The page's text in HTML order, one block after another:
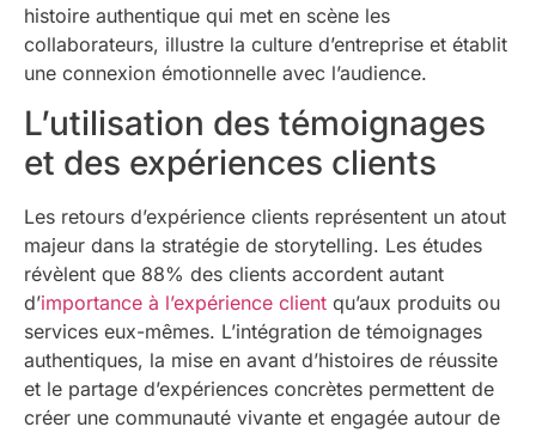
histoire authentique qui met en scène les
collaborateurs, illustre la culture d’entreprise et établit
une connexion émotionnelle avec l’audience.
L’utilisation des témoignages
et des expériences clients
Les retours d’expérience clients représentent un atout
majeur dans la stratégie de storytelling. Les études
révèlent que 88% des clients accordent autant
d’importance à l’expérience client qu’aux produits ou
services eux-mêmes. L’intégration de témoignages
authentiques, la mise en avant d’histoires de réussite
et le partage d’expériences concrètes permettent de
créer une communauté vivante et engagée autour de